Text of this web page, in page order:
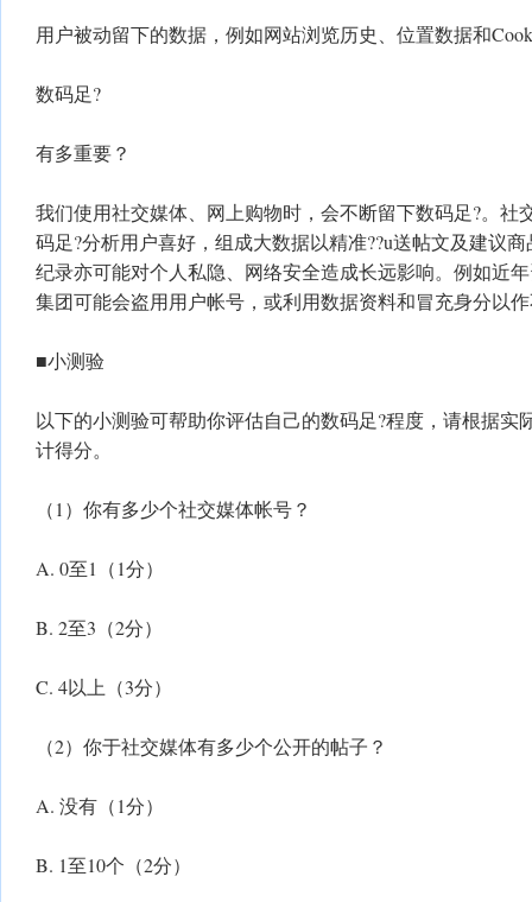
用户被动留下的数据，例如网站浏览历史、位置数据和
数码足?
有多重要？
我们使用社交媒体、网上购物时，会不断留下数码足?。社
码足?分析用户喜好，组成大数据以精准??u送帖文及建议
纪录亦可能对个人私隐、网络安全造成长远影响。例如近
集团可能会盗用用户帐号，或利用数据资料和冒充身分以
■小测验
以下的小测验可帮助你评估自己的数码足?程度，请根据实
计得分。
（1）你有多少个社交媒体帐号？
A. 0至1（1分）
B. 2至3（2分）
C. 4以上（3分）
（2）你于社交媒体有多少个公开的帖子？
A. 没有（1分）
B. 1至10个（2分）